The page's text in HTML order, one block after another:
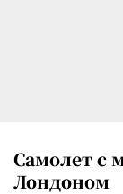
Самолет с
Лондоном